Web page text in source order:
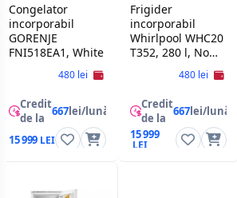
Congelator
incorporabil
GORENJE
FNI518EA1, White
480 lei
Credit
de la 667lei/lună
15 999
Frigider
incorporabil
Whirlpool WHC20
T352, 280 l, No
480 lei
Credit
de la 667lei/lună
15 999